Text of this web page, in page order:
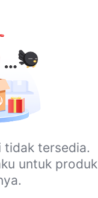
tidak tersedia.
untuk produk